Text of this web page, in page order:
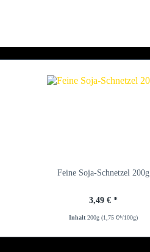
Feine Soja-Schnetzel 200g
3,49 € *
Inhalt200g(1,75 €*/100g)